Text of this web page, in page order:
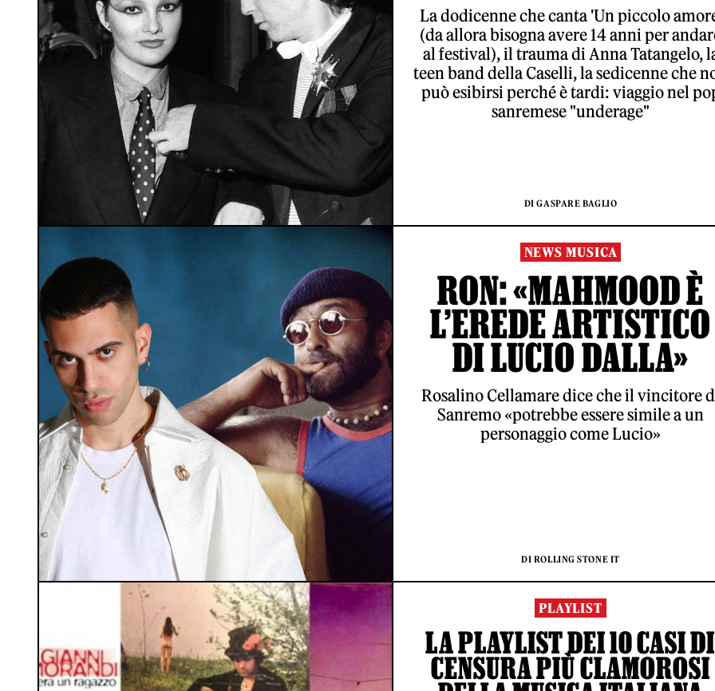
La dodicenne che canta 'Un piccolo
(da allora bisogna avere 14 anni per
al festival), il trauma di Anna Tatangelo,
teen band della Caselli, la sedicenne che
può esibirsi perché è tardi: viaggio nel
sanremese "underage"
DI GASPARE BAGLIO
NEWS MUSICA
RON: «MAHMOOD È
L’EREDE ARTISTICO
DI LUCIO DALLA»
Rosalino Cellamare dice che il vincitore
Sanremo «potrebbe essere simile a un
personaggio come Lucio»
DI ROLLING STONE IT
PLAYLIST
LA PLAYLIST DEI 10 CASI DI
CENSURA PIÙ CLAMOROSI